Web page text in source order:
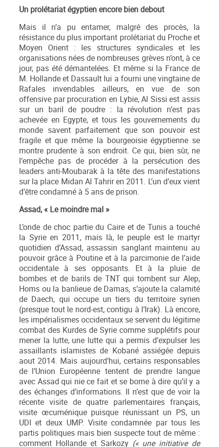
Un prolétariat égyptien encore bien debout
Mais il n’a pu entamer, malgré des procès, la
résistance du plus important prolétariat du Proche et
Moyen Orient : les structures syndicales et les
organisations nées de nombreuses grèves n’ont, à ce
jour, pas été démantelées. Et même si la France de
M. Hollande et Dassault lui a fourni une vingtaine de
Rafales invendables ailleurs, en vue de son
offensive par procuration en Lybie, Al Sissi est assis
sur un baril de poudre : la révolution n’est pas
achevée en Egypte, et tous les gouvernements du
monde savent parfaitement que son pouvoir est
fragile et que même la bourgeoisie égyptienne se
montre prudente à son endroit. Ce qui, bien sûr, ne
l’empêche pas de procéder à la persécution des
leaders anti-Moubarak à la tête des manifestations
sur la place Midan Al Tahrir en 2011. L’un d’eux vient
d’être condamné à 5 ans de prison.
Assad, « Le moindre mal »
L’onde de choc partie du Caire et de Tunis a touché
la Syrie en 2011, mais là, le peuple est le martyr
quotidien d’Assad, assassin sanglant maintenu au
pouvoir grâce à Poutine et à la parcimonie de l’aide
occidentale à ses opposants. Et à la pluie de
bombes et de barils de TNT qui tombent sur Alep,
Homs ou la banlieue de Damas, s’ajoute la calamité
de Daech, qui occupe un tiers du territoire syrien
(presque tout le nord-est, contigu à l’Irak). Là encore,
les impérialismes occidentaux se servent du légitime
combat des Kurdes de Syrie comme supplétifs pour
mener la lutte, une lutte qui a permis d’expulser les
assaillants islamistes de Kobané assiégée depuis
aout 2014. Mais aujourd’hui, certains responsables
de l’Union Européenne tentent de prendre langue
avec Assad qui nie ce fait et se borne à dire qu’il y a
des échanges d’informations. Il n’est que de voir la
récente visite de quatre parlementaires français,
visite œcuménique puisque réunissant un PS, un
UDI et deux UMP. Visite condamnée par tous les
partis politiques mais bien suspecte tout de même :
comment Hollande et Sarkozy (« une initiative de